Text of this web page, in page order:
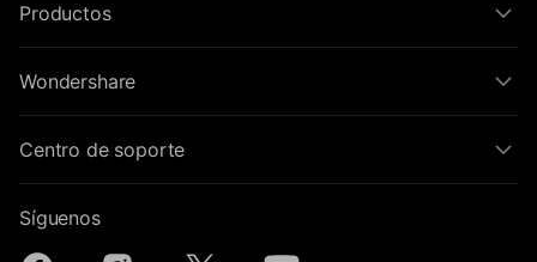
Productos
Wondershare
Centro de soporte
Síguenos